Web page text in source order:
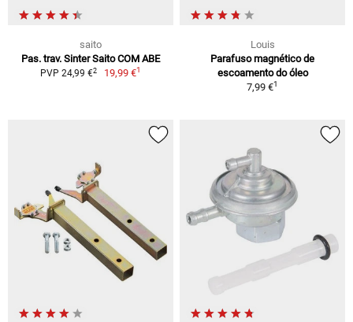
saito
Pas. trav. Sinter Saito COM ABE
PVP 24,99 €2 19,99 €1
Louis
Parafuso magnético de
escoamento do óleo
7,99 €1